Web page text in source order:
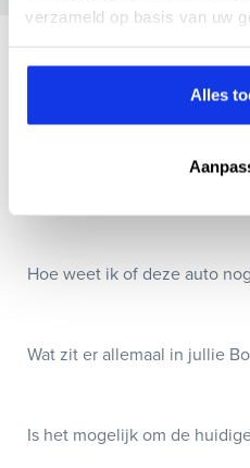
verzameld op basis van uw
Alles
Hoe weet ik of deze auto
Wat zit er allemaal in jullie
Is het mogelijk om de